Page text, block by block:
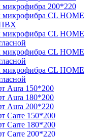
200*220
микрофибра CL HOME
ПВХ
микрофибра CL HOME
микрофибра CL HOME
микрофибра CL HOME
Aura 150*200
Aura 180*200
Aura 200*220
Carre 150*200
Carre 180*200
Carre 200*220